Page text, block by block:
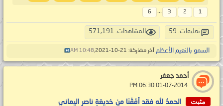
1
2
3
...
6
تعليقات: 59 المشاهدات: 571,191
السمو بالنعيم الأعظم آخر مشاركة: 21-10-2021, 10:48 AM
أحمد جعفر
مثبت الحمدُ لله فقد أَفَقْنَا من خديعَةِ ناصرِ اليماني